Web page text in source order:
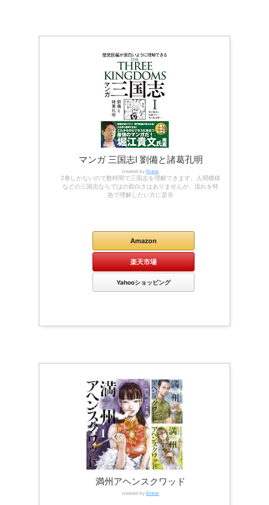
マンガ 三国志Ⅰ 劉備と諸葛孔明
created by Rinker
2巻しかないので数時間で三国志を理解できます。人間模様
などの三国志ならではの面白さはありませんが、流れを特
急で理解したい方に是非
Amazon
楽天市場
Yahooショッピング
満州アヘンスクワッド
created by Rinker